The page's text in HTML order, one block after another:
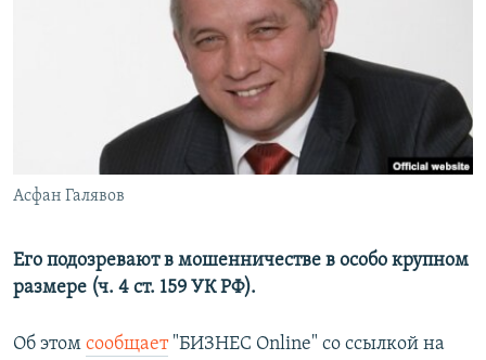
ПОДПИШИТЕСЬ НА РАССЫЛКУ
Асфан Галявов
Его подозревают в мошенничестве в особо крупном
размере (ч. 4 ст. 159 УК РФ).
Об этом сообщает"БИЗНЕС Online" со ссылкой на